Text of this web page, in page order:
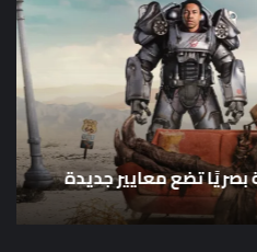
تضع معايير جديدة